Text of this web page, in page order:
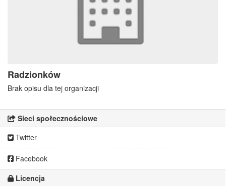
Radzionków
Brak opisu dla tej organizacji
Sieci społecznościowe
Twitter
Facebook
Licencja